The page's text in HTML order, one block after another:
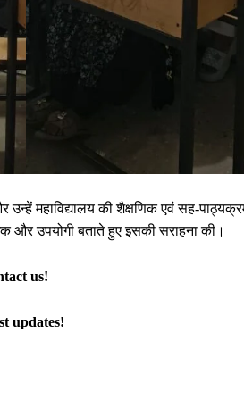
उन्हें महाविद्यालय की शैक्षणिक एवं सह-
और उपयोगी बताते हुए इसकी सराहना की।
us!
updates!